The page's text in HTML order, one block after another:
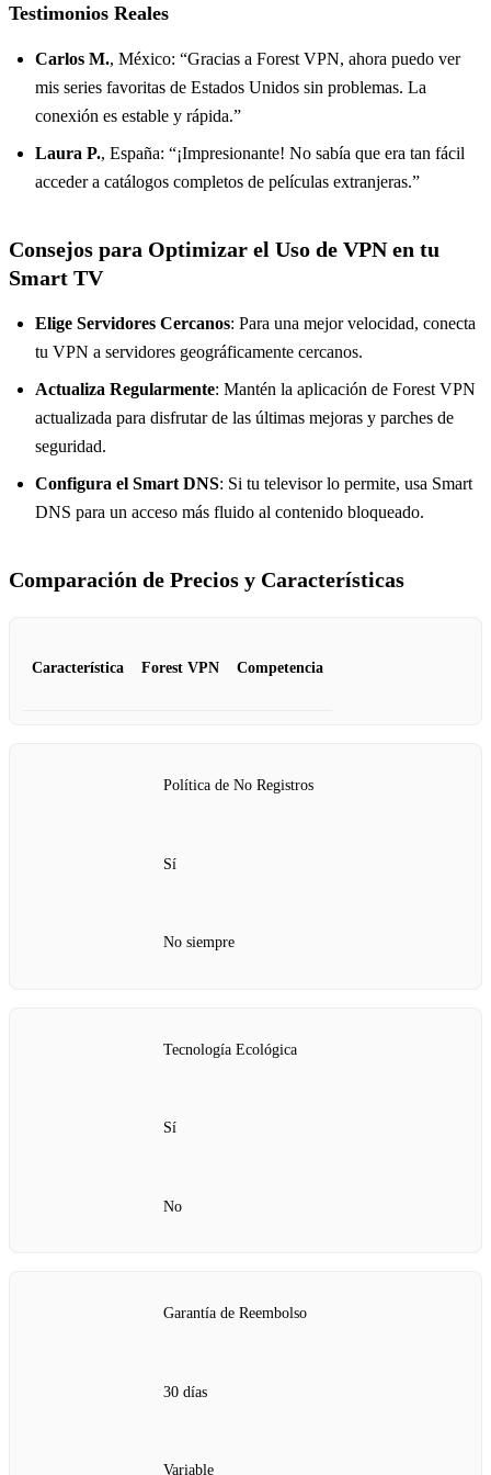
Testimonios Reales
Carlos M., México: “Gracias a Forest VPN, ahora puedo ver
mis series favoritas de Estados Unidos sin problemas. La
conexión es estable y rápida.”
Laura P., España: “¡Impresionante! No sabía que era tan fácil
acceder a catálogos completos de películas extranjeras.”
Consejos para Optimizar el Uso de VPN en tu
Smart TV
Elige Servidores Cercanos: Para una mejor velocidad, conecta
tu VPN a servidores geográficamente cercanos.
Actualiza Regularmente: Mantén la aplicación de Forest VPN
actualizada para disfrutar de las últimas mejoras y parches de
seguridad.
Configura el Smart DNS: Si tu televisor lo permite, usa Smart
DNS para un acceso más fluido al contenido bloqueado.
Comparación de Precios y Características
Característica Forest VPN Competencia
Política de No Registros
Sí
No siempre
Tecnología Ecológica
Sí
No
Garantía de Reembolso
30 días
Variable